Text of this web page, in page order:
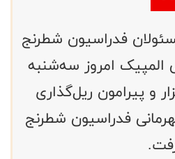
فدراسیون شطرنج
المپیک امروز سه‌شنبه
و پیرامون ریل‌گذاری
فدراسیون شطرنج